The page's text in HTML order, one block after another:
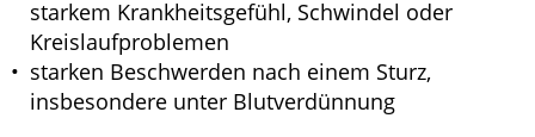
starkem Krankheitsgefühl, Schwindel oder
Kreislaufproblemen
starken Beschwerden nach einem Sturz,
insbesondere unter Blutverdünnung